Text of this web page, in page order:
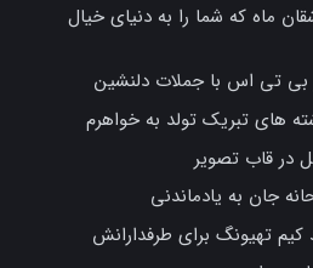
ماه که شما را به دنیای خیال